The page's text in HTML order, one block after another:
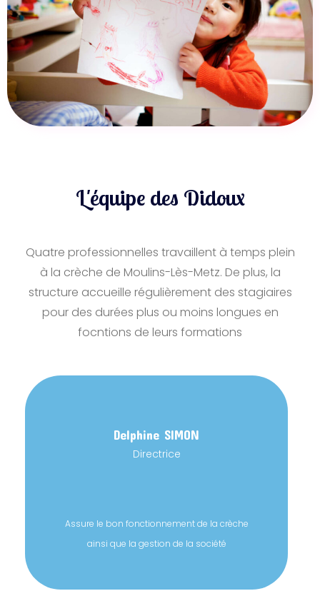
L'équipe des Didoux
Quatre professionnelles travaillent à temps plein
à la crèche de Moulins-Lès-Metz. De plus, la
structure accueille régulièrement des stagiaires
pour des durées plus ou moins longues en
focntions de leurs formations
Delphine SIMON
Directrice
Assure le bon fonctionnement de la crèche
ainsi que la gestion de la société